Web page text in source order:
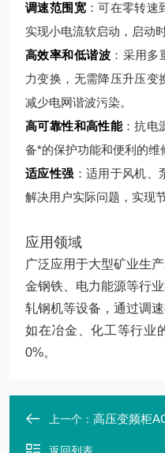
调速范围宽：可在零转速
实现小电流软启动，启动
高效率和低谐波 ：采用
力变换，无需降压升压变
减少电网谐波污染。
高可靠性和高性能：抗电
备*的保护功能和便利的维
适应性强 ：适用于风机
解决用户实际问题，实现
应用领域
广泛应用于大型矿业生
金钢铁、电力能源等行
轧钢机等设备，通过调
如在冶金、化工等行业
0%。
上一个： 高压变频柜